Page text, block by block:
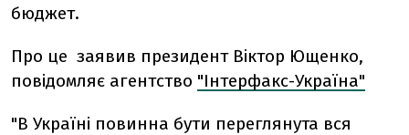
бюджет.
Про це заявив президент Віктор Ющенко,
повідомляє агентство "Інтерфакс-Україна"
"В Україні повинна бути переглянута вся